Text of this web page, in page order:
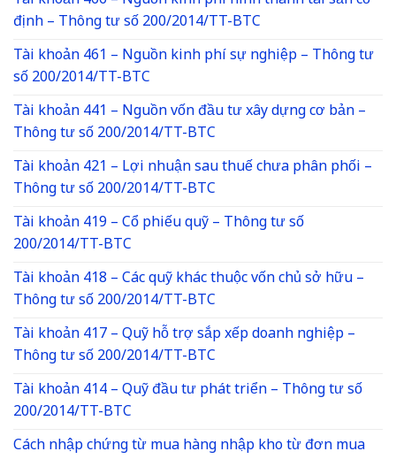
định – Thông tư số 200/2014/TT-BTC
Tài khoản 461 – Nguồn kinh phí sự nghiệp – Thông tư
số 200/2014/TT-BTC
Tài khoản 441 – Nguồn vốn đầu tư xây dựng cơ bản –
Thông tư số 200/2014/TT-BTC
Tài khoản 421 – Lợi nhuận sau thuế chưa phân phối –
Thông tư số 200/2014/TT-BTC
Tài khoản 419 – Cổ phiếu quỹ – Thông tư số
200/2014/TT-BTC
Tài khoản 418 – Các quỹ khác thuộc vốn chủ sở hữu –
Thông tư số 200/2014/TT-BTC
Tài khoản 417 – Quỹ hỗ trợ sắp xếp doanh nghiệp –
Thông tư số 200/2014/TT-BTC
Tài khoản 414 – Quỹ đầu tư phát triển – Thông tư số
200/2014/TT-BTC
Cách nhập chứng từ mua hàng nhập kho từ đơn mua